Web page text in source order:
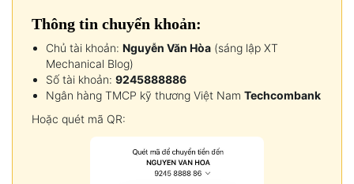
Thông tin chuyển khoản:
Chủ tài khoản: Nguyễn Văn Hòa (sáng lập XT
Mechanical Blog)
Số tài khoản: 9245888886
Ngân hàng TMCP kỹ thương Việt Nam Techcombank
Hoặc quét mã QR: